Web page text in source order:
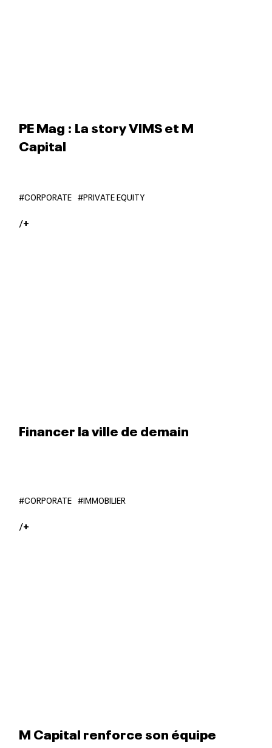
PE Mag : La story VIMS et M
Capital
#CORPORATE #PRIVATE EQUITY
/+
Financer la ville de demain
#CORPORATE #IMMOBILIER
/+
M Capital renforce son équipe